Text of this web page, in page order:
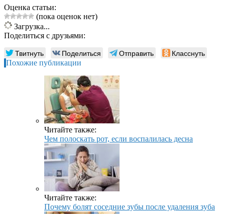
Оценка статьи:
(пока оценок нет)
Загрузка...
Поделиться с друзьями:
Твитнуть Поделиться Отправить Класснуть
Похожие публикации
Читайте также:
Чем полоскать рот, если воспалилась десна
Читайте также:
Почему болят соседние зубы после удаления зуба